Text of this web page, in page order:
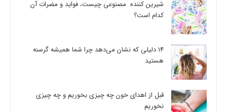
شیرین کننده مصنوعی چیست، فواید و مضرات آن
کدام است؟
14 دلیلی که نشان می‌دهد چرا شما همیشه گرسنه
هستید
قبل از اهدای خون چه چیزی بخوریم و چه چیزی
نخوریم